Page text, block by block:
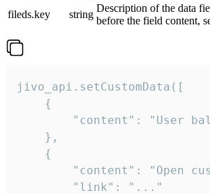
fileds.key
string
Description of the data
before the field content,
jivo_api.setCustomData([
    {
"content": "User
    },
    {
"content": "Open
        "link": "..."